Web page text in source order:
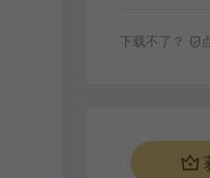
下载不了？